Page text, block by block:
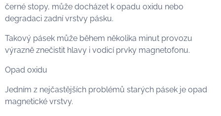
černé stopy, může docházet k opadu oxidu nebo
degradaci zadní vrstvy pásku.
Takový pásek může během několika minut provozu
výrazně znečistit hlavy i vodicí prvky magnetofonu.
Opad oxidu
Jedním z nejčastějších problémů starých pásek je opad
magnetické vrstvy.